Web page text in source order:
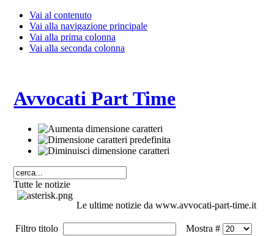
Vai al contenuto
Vai alla navigazione principale
Vai alla prima colonna
Vai alla seconda colonna
Avvocati Part Time
Tutte le notizie
Le ultime notizie da www.avvocati-part-time.it
Filtro titolo
Mostra #